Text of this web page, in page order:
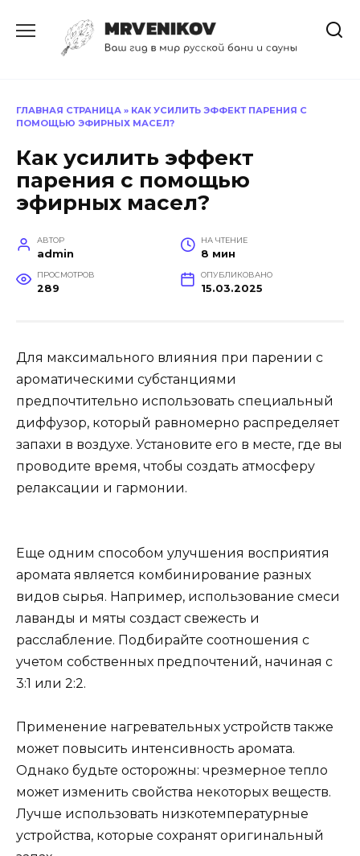
содержанию
ГЛАВНАЯ СТРАНИЦА » КАК УСИЛИТЬ ЭФФЕКТ ПАРЕНИЯ С
ПОМОЩЬЮ ЭФИРНЫХ МАСЕЛ?
Как усилить эффект
парения с помощью
эфирных масел?
АВТОР
admin
НА ЧТЕНИЕ
8 мин
ПРОСМОТРОВ
289
ОПУБЛИКОВАНО
15.03.2025
Для максимального влияния при парении с
ароматическими субстанциями
предпочтительно использовать специальный
диффузор, который равномерно распределяет
запахи в воздухе. Установите его в месте, где вы
проводите время, чтобы создать атмосферу
релаксации и гармонии.
Еще одним способом улучшения восприятия
аромата является комбинирование разных
видов сырья. Например, использование смеси
лаванды и мяты создаст свежесть и
расслабление. Подбирайте соотношения с
учетом собственных предпочтений, начиная с
3:1 или 2:2.
Применение нагревательных устройств также
может повысить интенсивность аромата.
Однако будьте осторожны: чрезмерное тепло
может изменить свойства некоторых веществ.
Лучше использовать низкотемпературные
устройства, которые сохранят оригинальный